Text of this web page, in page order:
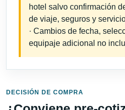
hotel salvo confirmación
de viaje, seguros y
· Cambios de fecha,
equipaje adicional no
DECISIÓN DE COMPRA